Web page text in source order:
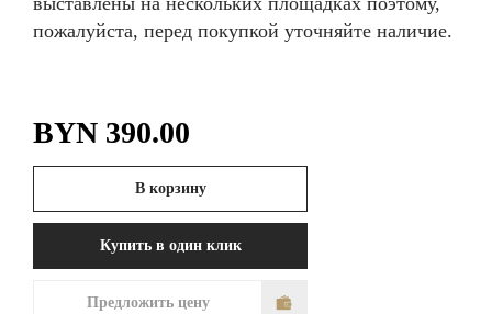
пожалуйста, перед покупкой уточняйте наличие.
BYN 390.00
В корзину
Купить в один клик
Предложить цену